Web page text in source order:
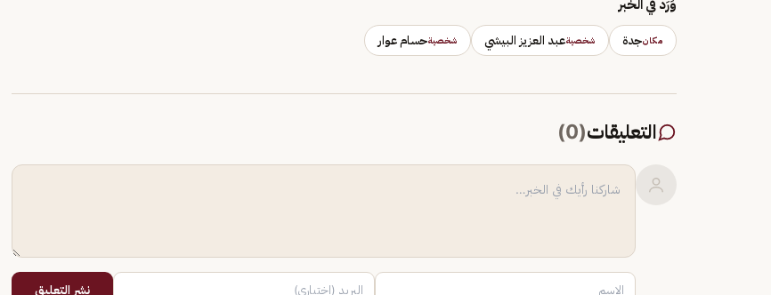
وَرَد في الخبر
مكانجدة شخصيةعبد العزيز البيشي شخصيةحسام عوار
التعليقات(
0
)
نشر التعليق